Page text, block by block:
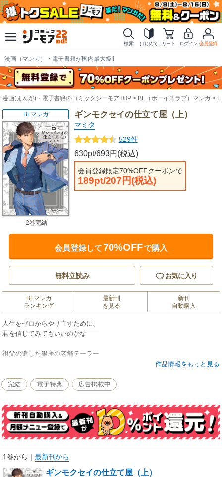
検索 はじめて カート ログイン 会員登録
漫画（マンガ）・電子書籍が国内最大級!!
漫画(まんが)・電子書籍のコミックシーモアTOP BL（ボーイズラブ）マンガ
ギンモクセイの仕立て屋（上）
マミタ
529件
630pt/693円(税込)
会員登録限定70%OFFクーポンで
189pt/207円(税込)
BLマンガ
2巻完結
会員登録して70%OFFで購入
無料立読み お気に入り
BLマンガ
ランキング
最新刊
を見る
新刊
自動購入
人生をゼロからやり直すために、
君を信じてみてもいいのかな――
祖父の遺した銀座の老舗テーラー
今では閑古鳥が鳴いている…!?
焦りばかりが募っていたある日、
灯生（てお）と名乗るイケメンが店を訪ねてきた!!
久々の来客に舞い上がるけれど、いきなり
上から目線で接客のダメ出しをされてしまう。
「お前を一流店の店主に変えてやる、俺に賭けろ」
接客のプロ・灯生とともに、
店の立て直しをはかることになって!?
作品情報をもっと見る
完結 電子特典 広告掲載中
1巻から ｜ 最新刊から
ギンモクセイの仕立て屋（上）